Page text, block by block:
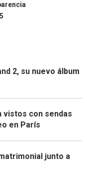
2, su nuevo álbum
vistos con sendas
en París
junto a